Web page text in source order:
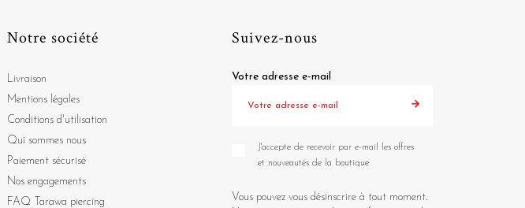
Notre société
Livraison
Mentions légales
Conditions d'utilisation
Qui sommes nous
Paiement sécurisé
Nos engagements
FAQ Tarawa piercing
Suivez-nous
Votre adresse e-mail
J'accepte de recevoir par e-mail les offres
et nouveautés de la boutique
Vous pouvez vous désinscrire à tout moment.